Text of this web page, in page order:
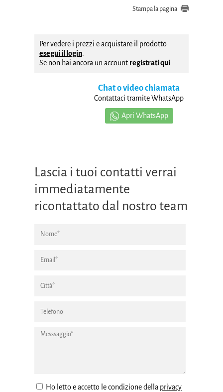
Stampa la pagina
Per vedere i prezzi e acquistare il prodotto
esegui il login
Se non hai ancora un account registrati qui
Chat o video chiamata
Contattaci tramite WhatsApp
Apri WhatsApp
Lascia i tuoi contatti verrai
immediatamente
ricontattato dal nostro team
Ho letto e accetto le condizione della privacy